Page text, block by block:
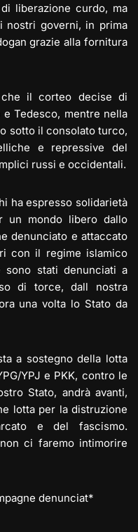
liberazione curdo, ma
nostri governi, in prima
grazie alla fornitura
il corteo decise di
Tedesco, mentre nella
sotto il consolato turco,
e repressive del
russi e occidentali.
ha espresso solidarietà
un mondo libero dallo
denunciato e attaccato
con il regime islamico
sono stati denunciati a
di torce, dall nostra
una volta lo Stato da
a sostegno della lotta
YPJ e PKK, contro le
Stato, andrà avanti,
lotta per la distruzione
e del fascismo.
ci faremo intimorire
denunciat*